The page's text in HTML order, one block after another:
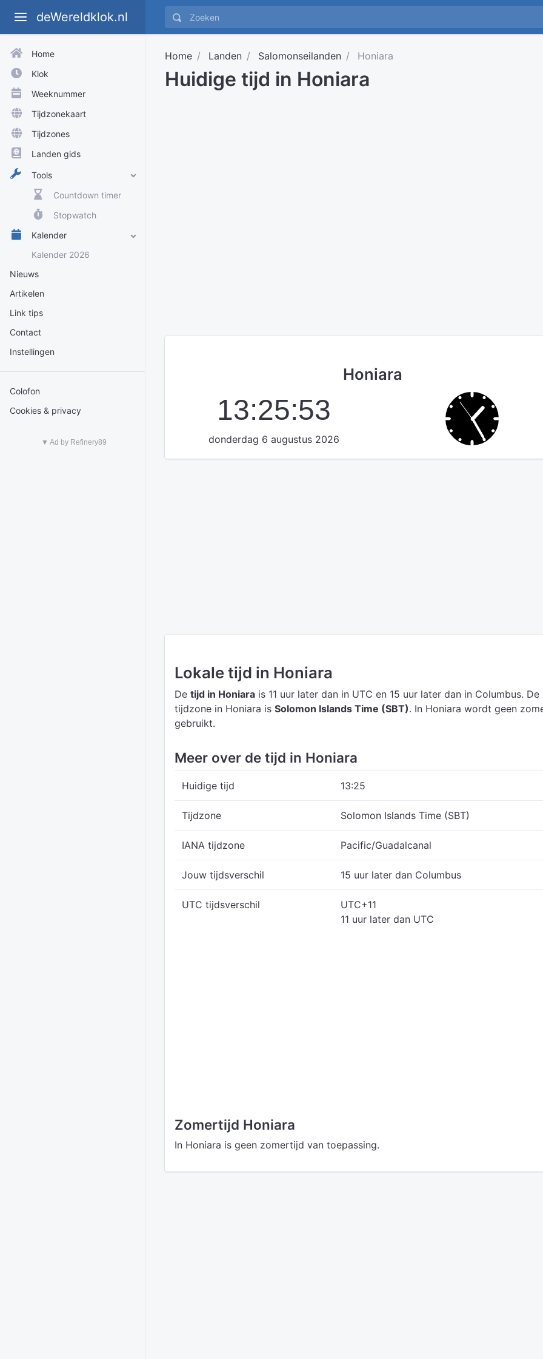
deWereldklok.nl
Home
Klok
Weeknummer
Tijdzonekaart
Tijdzones
Landen gids
Tools
Countdown timer
Stopwatch
Kalender
Kalender 2026
Nieuws
Artikelen
Link tips
Contact
Instellingen
Colofon
Cookies & privacy
▼ Ad by Refinery89
Home Landen Salomonseilanden Honiara
Huidige tijd in Honiara
Honiara
13:25:54
donderdag 6 augustus 2026
Lokale tijd in Honiara
De tijd in Honiara is 11 uur later dan in UTC en 15 uur later dan in Columbus. De
tijdzone in Honiara is Solomon Islands Time (SBT). In Honiara wordt geen
gebruikt.
Meer over de tijd in Honiara
Huidige tijd 13:25
Tijdzone Solomon Islands Time (SBT)
IANA tijdzone Pacific/Guadalcanal
Jouw tijdsverschil 15 uur later dan Columbus
UTC tijdsverschil
UTC+11
11 uur later dan UTC
Zomertijd Honiara
In Honiara is geen zomertijd van toepassing.